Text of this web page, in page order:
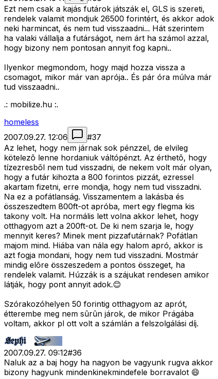
Ezt nem csak a kajás futárok játszák el, GLS is szereti,
rendelek valamit mondjuk 26500 forintért, és akkor adok
neki harmincat, és nem tud visszaadni... Hát szerintem
ha valaki vállalja a futárságot, nem árt ha számol azzal,
hogy bizony nem pontosan annyit fog kapni..
Ilyenkor megmondom, hogy majd hozza vissza a
csomagot, mikor már van aprója.. És pár óra múlva már
tud visszaadni..
.: mobilize.hu :.
homeless
2007.09.27. 12:06
#37
Az lehet, hogy nem járnak sok pénzzel, de elvileg
kötelezõ lenne hordaniuk váltópénzt. Az érthetõ, hogy
tízezresbõl nem tud visszadni, de nekem volt már olyan,
hogy a futár kihozta a 800 forintos pizzát, ezressel
akartam fizetni, erre mondja, hogy nem tud visszadni.
Na ez a pofátlanság. Visszamentem a lakásba és
összeszedtem 800ft-ot apróba, mert egy flegma kis
takony volt. Ha normális lett volna akkor lehet, hogy
otthagyom azt a 200ft-ot. De ki nem szarja le, hogy
mennyit keres? Minek ment pizzafutárnak? Pofátlan
majom mind. Hiába van nála egy halom apró, akkor is
azt fogja mondani, hogy nem tud visszadni. Mostmár
mindig elõre összeszedem a pontos összeget, ha
rendelek valamit. Húzzák is a szájukat rendesen amikor
látják, hogy pont annyit adok.😊
Szórakozóhelyen 50 forintig otthagyom az aprót,
étterembe meg nem sûrûn járok, de mikor Prágába
voltam, akkor pl ott volt a számlán a felszolgálási díj.
2007.09.27. 09:12#36
Naluk az a baj hogy ha nagyon be vagyunk rugva akkor
bizony hagyunk mindenkinekmindefele borravalot 😄